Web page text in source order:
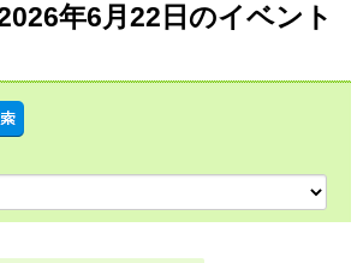
年6月22日のイベント